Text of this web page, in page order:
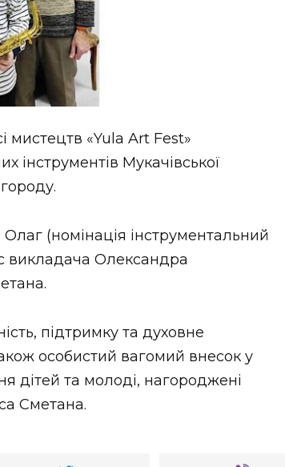
«Yula Art Fest»
інструментів Мукачівської
(номінація інструментальний
викладача Олександра
підтримку та духовне
особистий вагомий внесок у
дітей та молоді, нагороджені
Сметана.